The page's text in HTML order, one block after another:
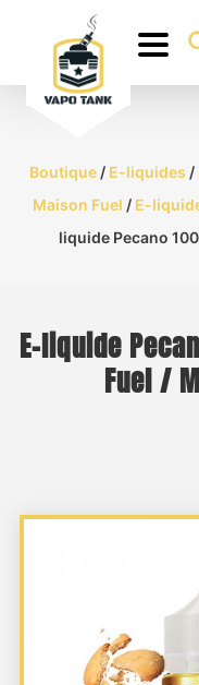
Boutique/ E-liquides /
Maison Fuel / E-
liquide Pecano
E-liquide
Fuel /